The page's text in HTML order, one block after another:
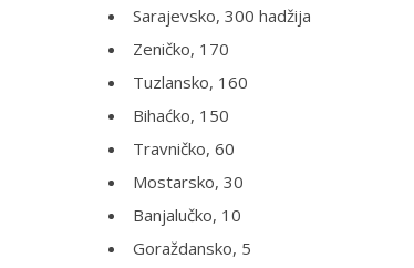
Sarajevsko, 300 hadžija
Zeničko, 170
Tuzlansko, 160
Bihaćko, 150
Travničko, 60
Mostarsko, 30
Banjalučko, 10
Goraždansko, 5